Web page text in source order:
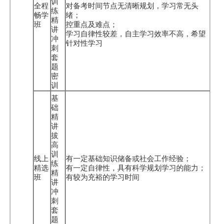
全程
畅学
班
练
精
讲
冲
刺
套
题
密
训
对备考时间节点无清晰规划，学习常无头
绪；
控重点及难点；
学习自律性较差，自主学习效率不高，希望
针对性学习
线上
精选
班
基
础
精
讲
拔
高
训
练
精
讲
冲
刺
套
题
有一定基础知识储备或社会工作经验；
有一定自律性，具有科学规划学习的能力；
有较为充裕的学习时间